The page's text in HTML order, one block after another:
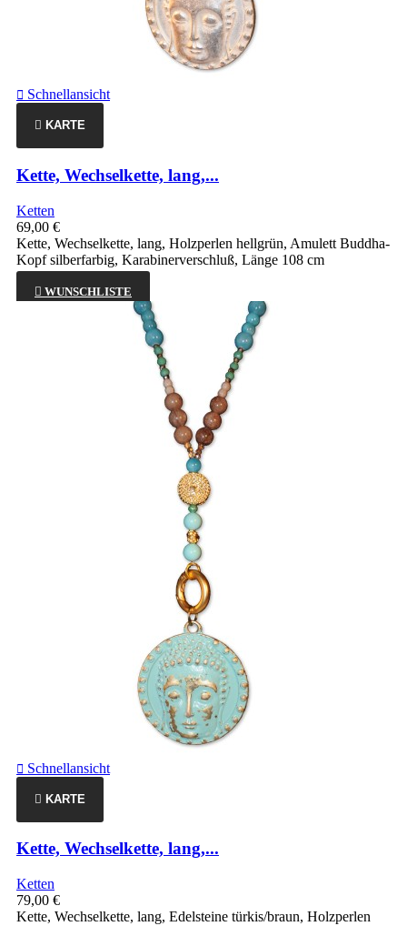
Schnellansicht
 KARTE
Kette, Wechselkette, lang,...
Ketten
69,00 €
Kette, Wechselkette, lang, Holzperlen hellgrün, Amulett Buddha-
Kopf silberfarbig, Karabinerverschluß, Länge 108 cm
 WUNSCHLISTE
Schnellansicht
 KARTE
Kette, Wechselkette, lang,...
Ketten
79,00 €
Kette, Wechselkette, lang, Edelsteine türkis/braun, Holzperlen